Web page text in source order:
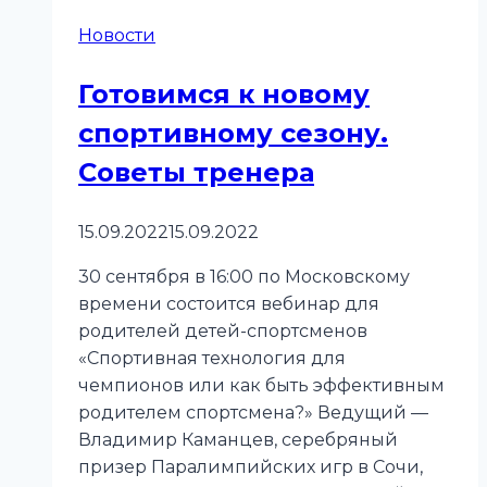
Новости
Готовимся к новому
спортивному сезону.
Советы тренера
15.09.202215.09.2022
30 сентября в 16:00 по Московскому
времени состоится вебинар для
родителей детей-спортсменов
«Спортивная технология для
чемпионов или как быть эффективным
родителем спортсмена?» Ведущий —
Владимир Каманцев, серебряный
призер Паралимпийских игр в Сочи,